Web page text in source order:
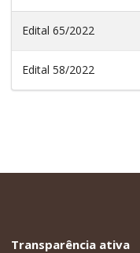
Edital 65/2022
Edital 58/2022
Transparência ativa